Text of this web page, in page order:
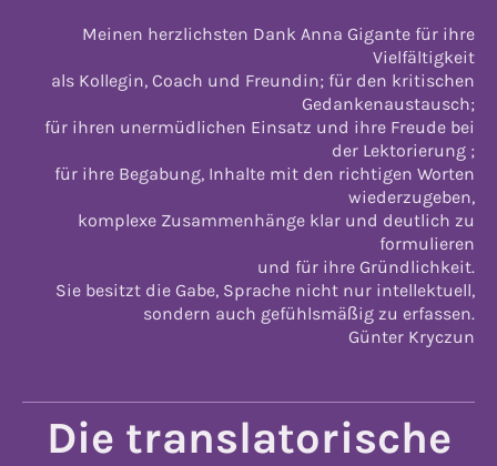
Meinen herzlichsten Dank Anna Gigante für ihre
Vielfältigkeit
als Kollegin, Coach und Freundin; für den kritischen
Gedankenaustausch;
für ihren unermüdlichen Einsatz und ihre Freude bei
der Lektorierung ;
für ihre Begabung, Inhalte mit den richtigen Worten
wiederzugeben,
komplexe Zusammenhänge klar und deutlich zu
formulieren
und für ihre Gründlichkeit.
Sie besitzt die Gabe, Sprache nicht nur intellektuell,
sondern auch gefühlsmäßig zu erfassen.
Günter Kryczun
Die translatorische